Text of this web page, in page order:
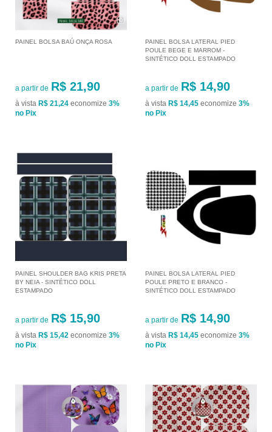
PAINEL BOLSA BAÚ ONÇA ROSA
a partir de R$ 21,90
à vista R$ 21,24 economize 3%
no Pix
PAINEL BOLSA LATERAL PIED
POULE BEGE E MARROM -
SINTÉTICO DOLL ESTAMPADO
a partir de R$ 14,90
à vista R$ 14,45 economize 3%
no Pix
PAINEL SHOULDER BAG KRIS PRETA
BY NEIA - SINTÉTICO DOLL
ESTAMPADO
a partir de R$ 15,90
à vista R$ 15,42 economize 3%
no Pix
PAINEL BOLSA LATERAL PIED
POULE PRETO E BRANCO -
SINTÉTICO DOLL ESTAMPADO
a partir de R$ 14,90
à vista R$ 14,45 economize 3%
no Pix